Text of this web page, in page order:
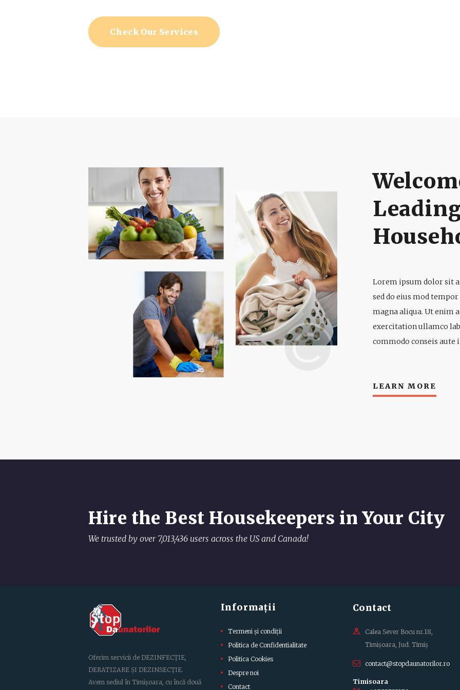
Check Our Services
Lorem ipsum dolor sit
sed do eius mod
magna aliqua. Ut enim
exercitation ullamco
commodo conseis aute
LEARN MORE
Hire the Best Housekeepers in Your City
We trusted by over 7,013,436 users across the US and Canada!
Oferim servicii de DEZINFECȚIE,
DERATIZARE ȘI DEZINSECȚIE.
Avem sediul în Timișoara, cu încă două
Informații
Termeni și condiții
Politica de Confidentialitate
Politica Cookies
Despre noi
Contact
Contact
Calea Sever Bocu nr.18,
Timișoara, Jud. Timiș
contact@stopdaunatorilor.ro